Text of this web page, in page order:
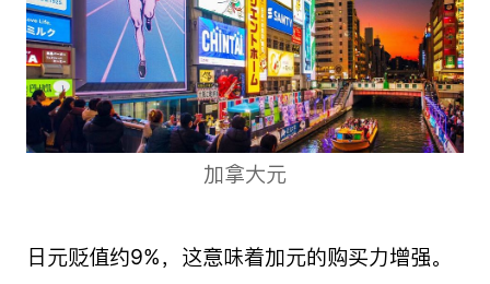
加拿大元
日元贬值约9%，这意味着加元的购买力增强。